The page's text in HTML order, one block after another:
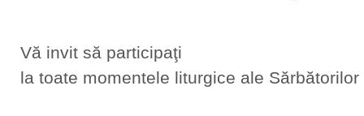
Vă invit să participaţi
la toate momentele liturgice ale